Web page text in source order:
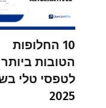
10 החלופות
הטובות ביותר
לטפסי טלי
2025